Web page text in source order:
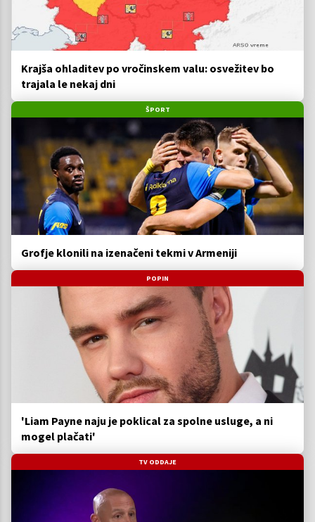
Krajša ohladitev po vročinskem valu: osvežitev bo
trajala le nekaj dni
ŠPORT
Grofje klonili na izenačeni tekmi v Armeniji
POPIN
'Liam Payne naju je poklical za spolne usluge, a ni
mogel plačati'
TV ODDAJE